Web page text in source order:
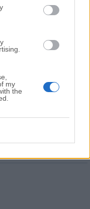
my
the
(64-bit)
Filehorse? (